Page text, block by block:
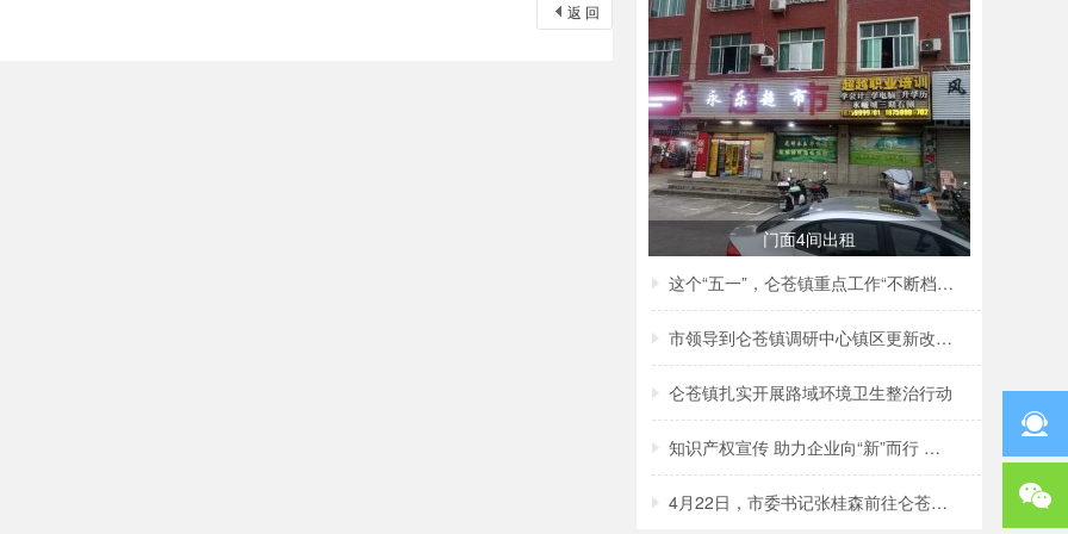
返 回
门面4间出租
这个“五一”，仑苍镇重点工作“不断档”！
市领导到仑苍镇调研中心镇区更新改造项目建
仑苍镇扎实开展路域环境卫生整治行动
知识产权宣传 助力企业向“新”而行 ——仑
4月22日，市委书记张桂森前往仑苍镇、洪濑